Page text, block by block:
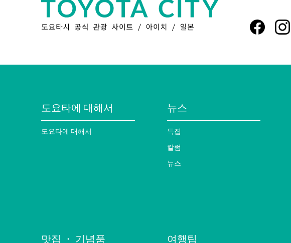
도요타에 대해서
도요타에 대해서
뉴스
특집
칼럼
뉴스
맛집 ・ 기념품 여행팁